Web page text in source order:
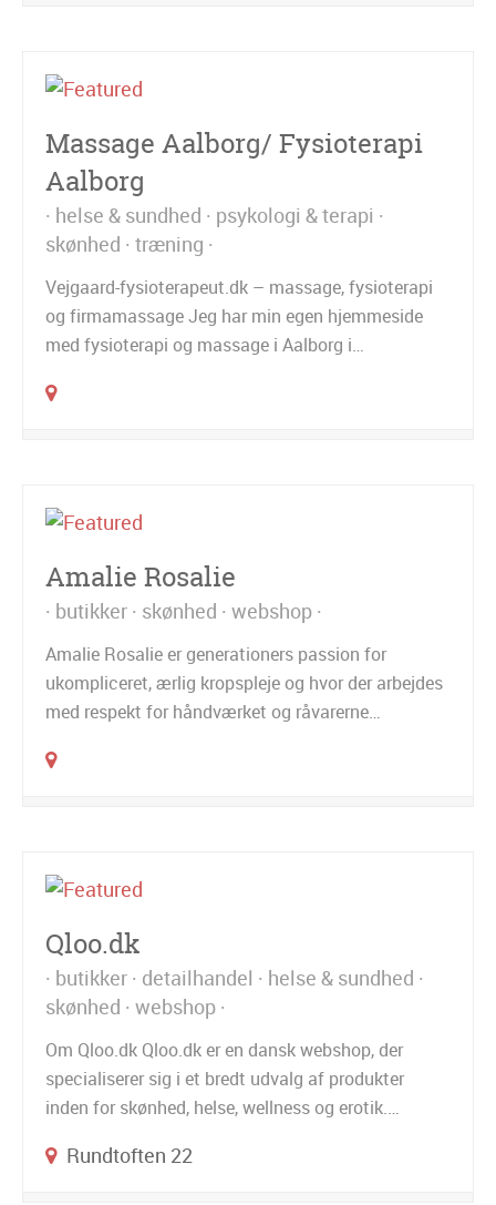
Massage Aalborg/ Fysioterapi
Aalborg
helse & sundhed
psykologi & terapi
skønhed træning
Vejgaard-fysioterapeut.dk – massage, fysioterapi
og firmamassage Jeg har min egen hjemmeside
med fysioterapi og massage i Aalborg i…
Amalie Rosalie
butikker skønhed webshop
Amalie Rosalie er generationers passion for
ukompliceret, ærlig kropspleje og hvor der arbejdes
med respekt for håndværket og råvarerne…
Qloo.dk
butikker detailhandel
helse & sundhed
skønhed webshop
Om Qloo.dk Qloo.dk er en dansk webshop, der
specialiserer sig i et bredt udvalg af produkter
inden for skønhed, helse, wellness og erotik.…
Rundtoften 22